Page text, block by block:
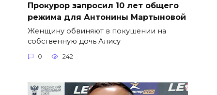
​Прокурор запросил 10 лет общего
режима для Антонины Мартыновой
Женщину обвиняют в покушении на
собственную дочь Алису
0 242